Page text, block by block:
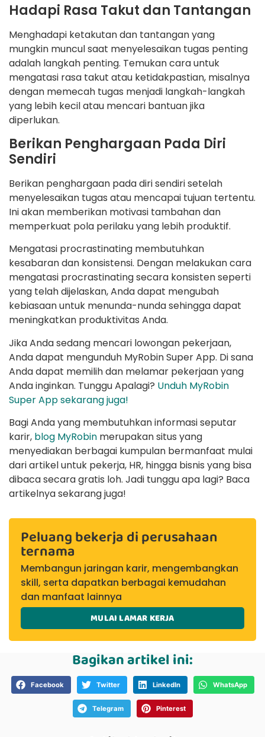
Hadapi Rasa Takut dan Tantangan
Menghadapi ketakutan dan tantangan yang
mungkin muncul saat menyelesaikan tugas penting
adalah langkah penting. Temukan cara untuk
mengatasi rasa takut atau ketidakpastian, misalnya
dengan memecah tugas menjadi langkah-langkah
yang lebih kecil atau mencari bantuan jika
diperlukan.
Berikan Penghargaan Pada Diri
Sendiri
Berikan penghargaan pada diri sendiri setelah
menyelesaikan tugas atau mencapai tujuan tertentu.
Ini akan memberikan motivasi tambahan dan
memperkuat pola perilaku yang lebih produktif.
Mengatasi procrastinating membutuhkan
kesabaran dan konsistensi. Dengan melakukan cara
mengatasi procrastinating secara konsisten seperti
yang telah dijelaskan, Anda dapat mengubah
kebiasaan untuk menunda-nunda sehingga dapat
meningkatkan produktivitas Anda.
Jika Anda sedang mencari lowongan pekerjaan,
Anda dapat mengunduh MyRobin Super App. Di sana
Anda dapat memilih dan melamar pekerjaan yang
Anda inginkan. Tunggu Apalagi? Unduh MyRobin
Super App sekarang juga!
Bagi Anda yang membutuhkan informasi seputar
karir, blog MyRobin merupakan situs yang
menyediakan berbagai kumpulan bermanfaat mulai
dari artikel untuk pekerja, HR, hingga bisnis yang bisa
dibaca secara gratis loh. Jadi tunggu apa lagi? Baca
artikelnya sekarang juga!
Peluang bekerja di perusahaan
ternama
Membangun jaringan karir, mengembangkan
skill, serta dapatkan berbagai kemudahan
dan manfaat lainnya
MULAI LAMAR KERJA
Bagikan artikel ini:
Facebook Twitter LinkedIn WhatsApp
Telegram Pinterest